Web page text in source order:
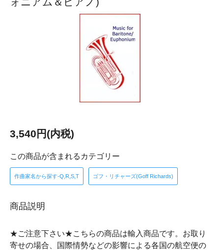
3,540円(内税)
この商品が含まれるカテゴリー
作曲家名から探す-Q,R,S,T ゴフ・リチャーズ(Goff Richards)
商品説明
★ご注意下さい★こちらの商品は輸入商品です。お取り
寄せの場合、国際情勢などの影響による各国の航空便の